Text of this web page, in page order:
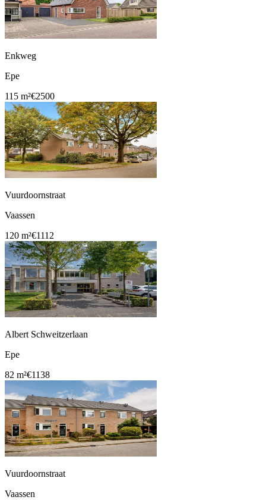
Enkweg
Epe
115 m²€2500
Vuurdoornstraat
Vaassen
120 m²€1112
Albert Schweitzerlaan
Epe
82 m²€1138
Vuurdoornstraat
Vaassen